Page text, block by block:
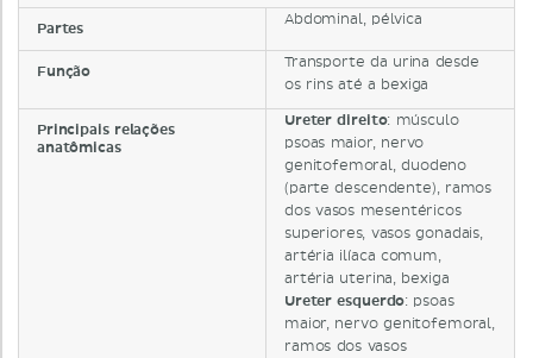
Partes
Abdominal, pélvica
Função
Transporte da urina desde
os rins até a bexiga
Principais relações
anatômicas
Ureter direito: músculo
psoas maior, nervo
genitofemoral, duodeno
(parte descendente), ramos
dos vasos mesentéricos
superiores, vasos gonadais,
artéria ilíaca comum,
artéria uterina, bexiga
Ureter esquerdo: psoas
maior, nervo genitofemoral,
ramos dos vasos